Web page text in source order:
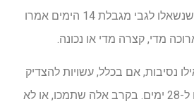
מרבע (27%) מהנשאלים שנשאלו לגבי מגבלת 14 הימים אמרו
מדי, קצרה מדי או נכונה.
נסיבות, אם בכלל, עשויות להצדיק
הארכת מגבלת 14 הימים ל-28 ימים. בקרב אלה שתמכו, או לא